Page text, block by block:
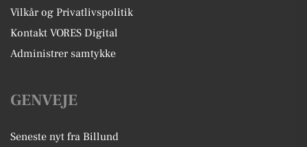
Vilkår og Privatlivspolitik
Kontakt VORES Digital
Administrer samtykke
GENVEJE
Seneste nyt fra Billund